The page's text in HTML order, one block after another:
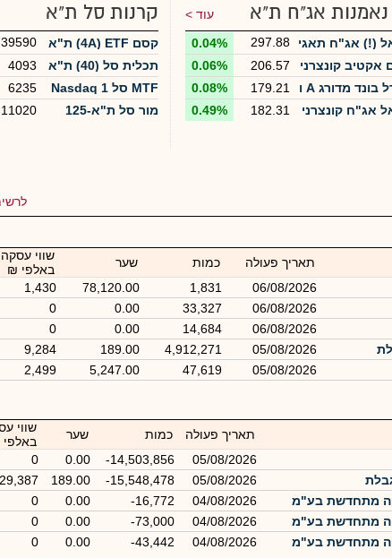
אג"ח ת"א
עוד >
(!) אג"ח תאגי
297.88
0.04%
אקטיב קונצרני
206.57
0.06%
מגדל בונד מדורג A ו
179.21
0.08%
אג"ח קונצרני
182.31
0.49%
קרנות סל ת"א
קסם 4A) ETF) ת"א
125
39590
תכלית סל (40) ת"א
35
4093
MTF סל Nasdaq 1
00
6235
מור סל ת"א-125
11020
תאריך פעולה כמות שער
שווי עסקה
באלפי ₪
06/08/2026
1,831
78,120.00
1,430
06/08/2026
33,327
0.00
0
06/08/2026
14,684
0.00
0
05/08/2026
4,912,271
189.00
9,284
05/08/2026
47,619
5,247.00
2,499
תאריך פעולה כמות שער
שווי
05/08/2026
-14,503,856
0.00
0
05/08/2026
-15,548,478
189.00
מתחדשת בע"מ 04/08/2026
-16,772
0.00
0
מתחדשת בע"מ 04/08/2026
-73,000
0.00
0
מתחדשת בע"מ 04/08/2026
-43,442
0.00
0